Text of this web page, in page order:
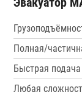
Полная/
Быстрая подача
Любая